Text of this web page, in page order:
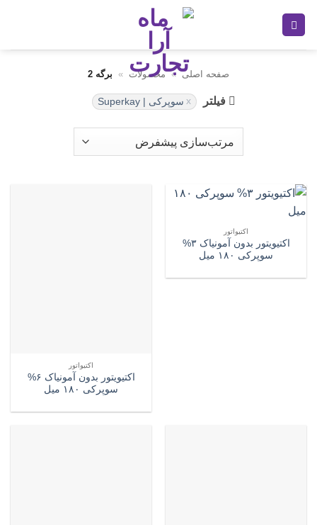
صفحه اصلی » محصولات » برگه 2
فیلتر سوپرکی | Superkay
اکتیواتور
اکتیویتور بدون آمونیاک ۳%
سوپرکی ۱۸۰ میل
اکتیواتور
اکتیویتور بدون آمونیاک ۶%
سوپرکی ۱۸۰ میل